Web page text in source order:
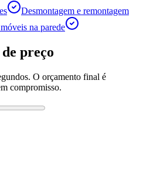
Desmontagem e remontagem
na parede
preço
O orçamento final é
compromisso.